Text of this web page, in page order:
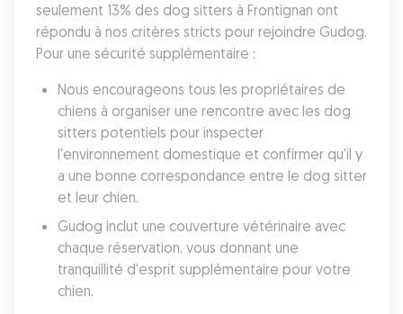
seulement 13% des dog sitters à Frontignan ont
répondu à nos critères stricts pour rejoindre Gudog.
Pour une sécurité supplémentaire :
Nous encourageons tous les propriétaires de
chiens à organiser une rencontre avec les dog
sitters potentiels pour inspecter
l'environnement domestique et confirmer qu'il y
a une bonne correspondance entre le dog sitter
et leur chien.
Gudog inclut une couverture vétérinaire avec
chaque réservation, vous donnant une
tranquillité d'esprit supplémentaire pour votre
chien.